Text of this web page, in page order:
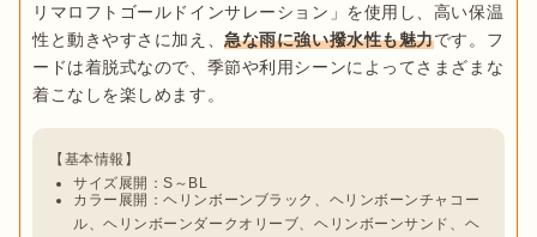
リマロフトゴールドインサレーション」を使用し、高い保温
性と動きやすさに加え、急な雨に強い撥水性も魅力です。フ
ードは着脱式なので、季節や利用シーンによってさまざまな
サイズ展開：S～BL
カラー展開：ヘリンボーンブラック、ヘリンボーンチャコー
ル、ヘリンボーンダークオリーブ、ヘリンボーンサンド、ヘ